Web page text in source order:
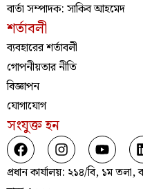
বার্তা সম্পাদক: সাকিব আহমেদ
শর্তাবলী
ব্যবহারের শর্তাবলী
গোপনীয়তার নীতি
বিজ্ঞাপন
যোগাযোগ
সংযুক্ত হন
প্রধান কার্যালয়: ২১৪/বি, ১ম